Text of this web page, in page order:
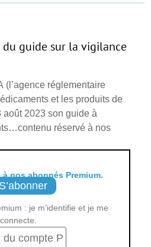
du guide sur la vigilance
(l’agence réglementaire
et les produits de
août 2023 son guide à
réservé à nos
nos abonnés Premium.
S’abonner
: je m’identifie et je me
connecte.